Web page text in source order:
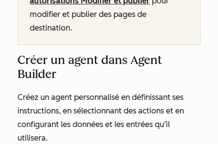
modifier et publier des pages de
destination.
Créer un agent dans Agent
Builder
Créez un agent personnalisé en définissant ses
instructions, en sélectionnant des actions et en
configurant les données et les entrées qu’il
utilisera.